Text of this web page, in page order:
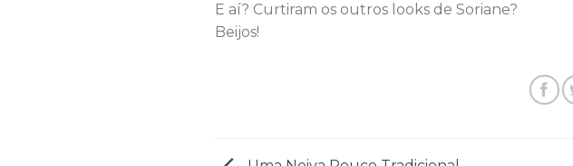
E aí? Curtiram os outros looks de Soriane?
Beijos!